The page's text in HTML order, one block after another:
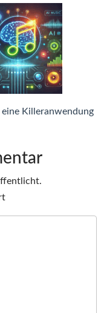
eine Killeranwendung